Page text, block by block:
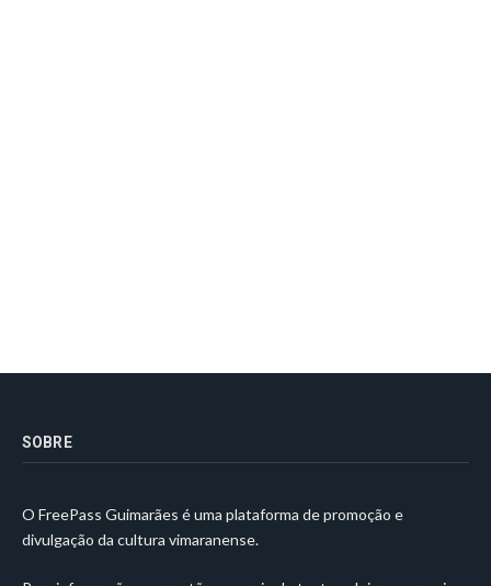
SOBRE
O FreePass Guimarães é uma plataforma de promoção e
divulgação da cultura vimaranense.